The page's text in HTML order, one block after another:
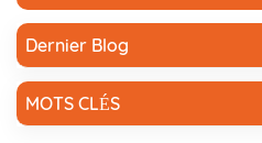
Dernier Blog
MOTS CLÉS